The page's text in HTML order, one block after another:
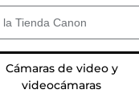
Cámaras de video y
videocámaras